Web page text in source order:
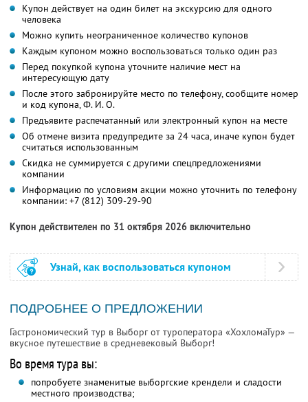
Купон действует на один билет на экскурсию для одного
человека
Можно купить неограниченное количество купонов
Каждым купоном можно воспользоваться только один раз
Перед покупкой купона уточните наличие мест на
интересующую дату
После этого забронируйте место по телефону, сообщите номер
и код купона, Ф. И. О.
Предъявите распечатанный или электронный купон на месте
Об отмене визита предупредите за 24 часа, иначе купон будет
считаться использованным
Скидка не суммируется с другими спецпредложениями
компании
Информацию по условиям акции можно уточнить по телефону
компании: +7 (812) 309-29-90
Купон действителен по 31 октября 2026 включительно
Узнай, как воспользоваться купоном
ПОДРОБНЕЕ О ПРЕДЛОЖЕНИИ
Гастрономический тур в Выборг от туроператора «ХохломаТур» —
вкусное путешествие в средневековый Выборг!
Во время тура вы:
попробуете знаменитые выборгские крендели и сладости
местного производства;